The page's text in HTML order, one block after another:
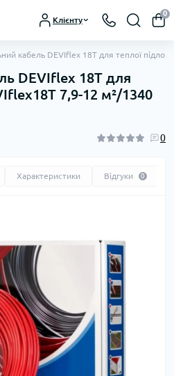
Клієнту
0
кабель DEVIflex 18T для теплої
DEVIflex 18T для
7,9-12 м²/1340
0
Характеристики Відгуки 0